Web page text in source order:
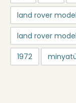
land rover
land rover
1972